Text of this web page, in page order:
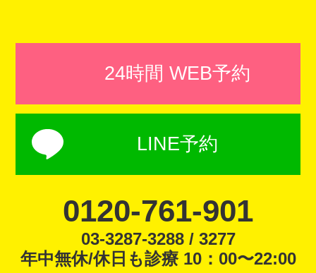
24時間 WEB予約
LINE予約
0120-761-901
03-3287-3288 / 3277
年中無休/休日も診療 10：00〜22:00